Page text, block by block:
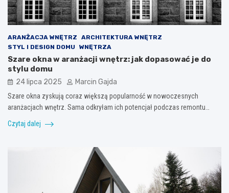
ARANŻACJA WNĘTRZ
ARCHITEKTURA WNĘTRZ
STYL I DESIGN DOMU
WNĘTRZA
Szare okna w aranżacji wnętrz: jak dopasować je do
stylu domu
24 lipca 2025 Marcin Gajda
Szare okna zyskują coraz większą popularność w nowoczesnych
aranżacjach wnętrz. Sama odkryłam ich potencjał podczas remontu…
Czytaj dalej